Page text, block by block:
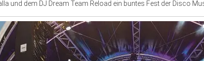
und dem DJ Dream Team Reload ein buntes Fest der Disco